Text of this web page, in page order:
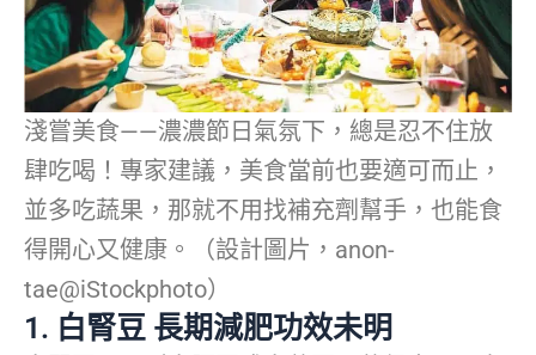
淺嘗美食——濃濃節日氣氛下，總是忍不住放
肆吃喝！專家建議，美食當前也要適可而止，
並多吃蔬果，那就不用找補充劑幫手，也能食
得開心又健康。（設計圖片，anon-
tae@iStockphoto）
1. 白腎豆 長期減肥功效未明